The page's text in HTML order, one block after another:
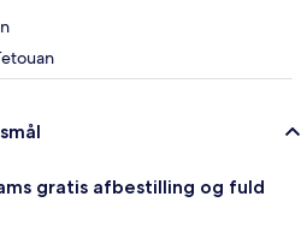
gratis afbestilling og fuld